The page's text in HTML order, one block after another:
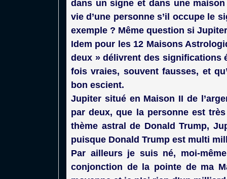
dans un signe et dans une
vie d’une personne s’il occupe le
exemple ? Même question si
Idem pour les 12 Maisons
deux » délivrent des significations
fois vraies, souvent fausses, et
bon escient.
Jupiter situé en Maison II de
par deux, que la personne est
thème astral de Donald Trump,
puisque Donald Trump est multi
Par ailleurs je suis né, moi-
conjonction de la pointe de ma